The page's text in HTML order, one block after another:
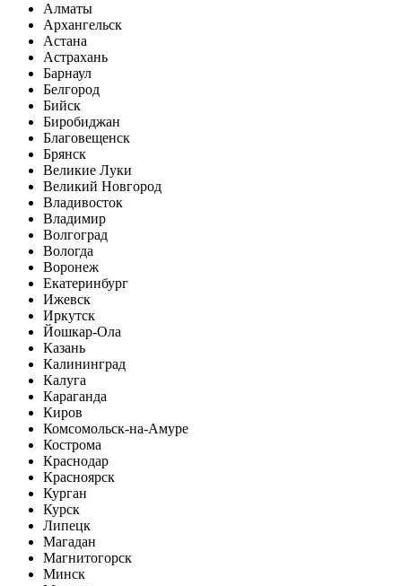
Алматы
Архангельск
Астана
Астрахань
Барнаул
Белгород
Бийск
Биробиджан
Благовещенск
Брянск
Великие Луки
Великий Новгород
Владивосток
Владимир
Волгоград
Вологда
Воронеж
Екатеринбург
Ижевск
Иркутск
Йошкар-Ола
Казань
Калининград
Калуга
Караганда
Киров
Комсомольск-на-Амуре
Кострома
Краснодар
Красноярск
Курган
Курск
Липецк
Магадан
Магнитогорск
Минск